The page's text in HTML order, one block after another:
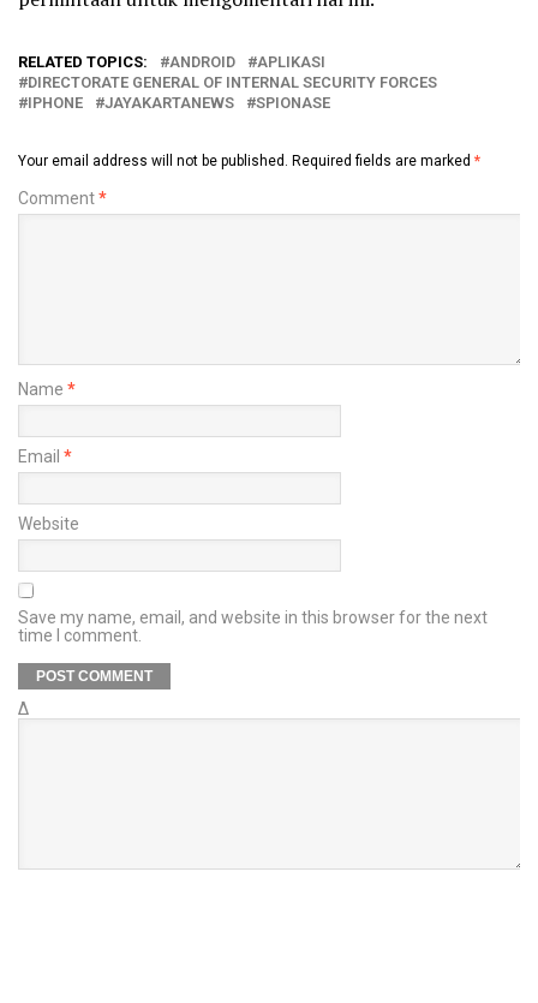
RELATED TOPICS: ANDROID
APLIKASI
DIRECTORATE GENERAL OF INTERNAL SECURITY FORCES
IPHONE
JAYAKARTANEWS SPIONASE
Your email address will not be published. Required fields are marked *
Comment*
Name *
Email *
Website
Save my name, email, and website in this browser for the next
time I comment.
Δ